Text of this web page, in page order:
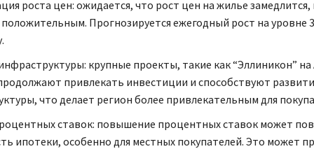
роста цен: ожидается, что рост цен на жилье замедлится,
положительным. Прогнозируется ежегодный рост на уровне
крупные проекты, такие как “Эллиникон”
привлекать инвестиции и способствуют
что делает регион более привлекательным для
ставок: повышение процентных ставок может
ипотеки, особенно для местных покупателей. Это может